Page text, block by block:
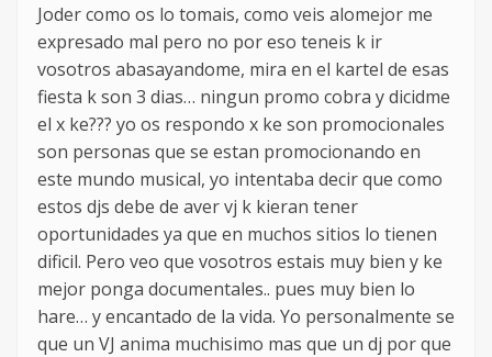
Joder como os lo tomais, como veis alomejor me
expresado mal pero no por eso teneis k ir
vosotros abasayandome, mira en el kartel de esas
fiesta k son 3 dias… ningun promo cobra y dicidme
el x ke??? yo os respondo x ke son promocionales
son personas que se estan promocionando en
este mundo musical, yo intentaba decir que como
estos djs debe de aver vj k kieran tener
oportunidades ya que en muchos sitios lo tienen
dificil. Pero veo que vosotros estais muy bien y ke
mejor ponga documentales.. pues muy bien lo
hare… y encantado de la vida. Yo personalmente se
que un VJ anima muchisimo mas que un dj por que